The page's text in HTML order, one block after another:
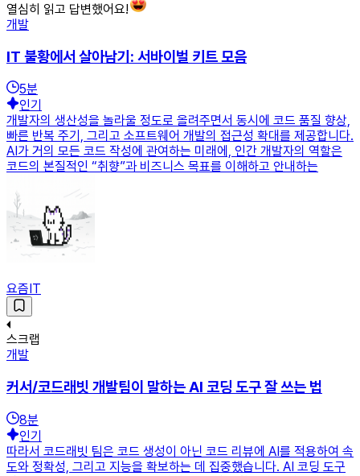
열심히 읽고 답변했어요!
개발
IT 불황에서 살아남기: 서바이벌 키트 모음
5분
인기
개발자의 생산성을 놀라울 정도로 올려주면서 동시에 코드 품질 향상,
빠른 반복 주기, 그리고 소프트웨어 개발의 접근성 확대를 제공합니다.
AI가 거의 모든 코드 작성에 관여하는 미래에, 인간 개발자의 역할은
코드의 본질적인 “취향”과 비즈니스 목표를 이해하고 안내하는
요즘IT
스크랩
개발
커서/코드래빗 개발팀이 말하는 AI 코딩 도구 잘 쓰는 법
8분
인기
따라서 코드래빗 팀은 코드 생성이 아닌 코드 리뷰에 AI를 적용하여 속
도와 정확성, 그리고 지능을 확보하는 데 집중했습니다. AI 코딩 도구